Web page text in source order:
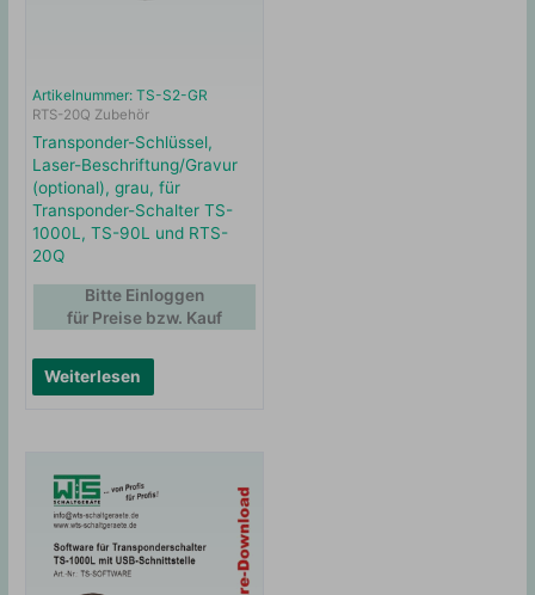
Artikelnummer: TS-S2-GR
RTS-20Q Zubehör
Transponder-Schlüssel,
Laser-Beschriftung/Gravur
(optional), grau, für
Transponder-Schalter TS-
1000L, TS-90L und RTS-
20Q
Weiterlesen
Bitte Einloggen
für Preise bzw. Kauf